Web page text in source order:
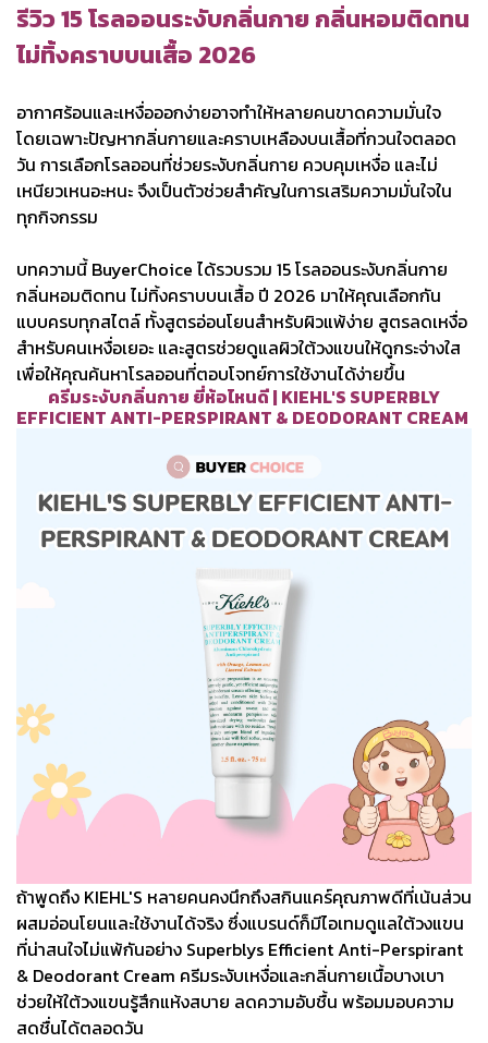
รีวิว 15 โรลออนระงับกลิ่นกาย กลิ่นหอมติดทน
ไม่ทิ้งคราบบนเสื้อ 2026
อากาศร้อนและเหงื่อออกง่ายอาจทำให้หลายคนขาดความมั่นใจ
โดยเฉพาะปัญหากลิ่นกายและคราบเหลืองบนเสื้อที่กวนใจตลอด
วัน การเลือกโรลออนที่ช่วยระงับกลิ่นกาย ควบคุมเหงื่อ และไม่
เหนียวเหนอะหนะ จึงเป็นตัวช่วยสำคัญในการเสริมความมั่นใจใน
ทุกกิจกรรม
บทความนี้ BuyerChoice ได้รวบรวม 15 โรลออนระงับกลิ่นกาย
กลิ่นหอมติดทน ไม่ทิ้งคราบบนเสื้อ ปี 2026 มาให้คุณเลือกกัน
แบบครบทุกสไตล์ ทั้งสูตรอ่อนโยนสำหรับผิวแพ้ง่าย สูตรลดเหงื่อ
สำหรับคนเหงื่อเยอะ และสูตรช่วยดูแลผิวใต้วงแขนให้ดูกระจ่างใส
เพื่อให้คุณค้นหาโรลออนที่ตอบโจทย์การใช้งานได้ง่ายขึ้น
ครีมระงับกลิ่นกาย ยี่ห้อไหนดี | KIEHL'S SUPERBLY
EFFICIENT ANTI-PERSPIRANT & DEODORANT CREAM
ถ้าพูดถึง KIEHL'S หลายคนคงนึกถึงสกินแคร์คุณภาพดีที่เน้นส่วน
ผสมอ่อนโยนและใช้งานได้จริง ซึ่งแบรนด์ก็มีไอเทมดูแลใต้วงแขน
ที่น่าสนใจไม่แพ้กันอย่าง Superblys Efficient Anti-Perspirant
& Deodorant Cream ครีมระงับเหงื่อและกลิ่นกายเนื้อบางเบา
ช่วยให้ใต้วงแขนรู้สึกแห้งสบาย ลดความอับชื้น พร้อมมอบความ
สดชื่นได้ตลอดวัน